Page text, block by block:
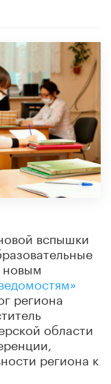
вспышки
новым
региона
области
региона к